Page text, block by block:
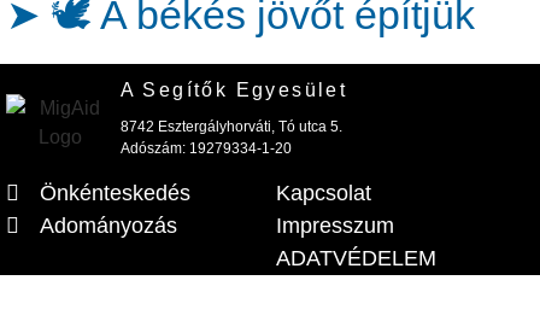
➤ 🕊️ A békés jövőt építjük
A Segítők Egyesület
8742 Esztergályhorváti, Tó utca 5.
Adószám: 19279334-1-20
Önkénteskedés
Adományozás
Kapcsolat
Impresszum
ADATVÉDELEM